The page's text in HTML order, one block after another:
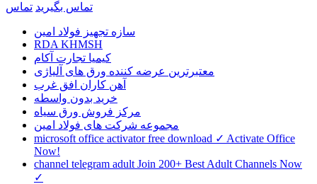
تماس بگیرید تماس
سازه تجهیز فولاد امین
RDA KHMSH
کیمیا تجارت آکام
معتبرترین عرضه کننده ورق های آلیاژی
آهن کاران افق غرب
خرید بدون واسطه
مرکز فروش ورق سیاه
مجموعه شرکت های فولاد امین
microsoft office activator free download ✓ Activate Office
Now!
channel telegram adult Join 200+ Best Adult Channels Now
✓